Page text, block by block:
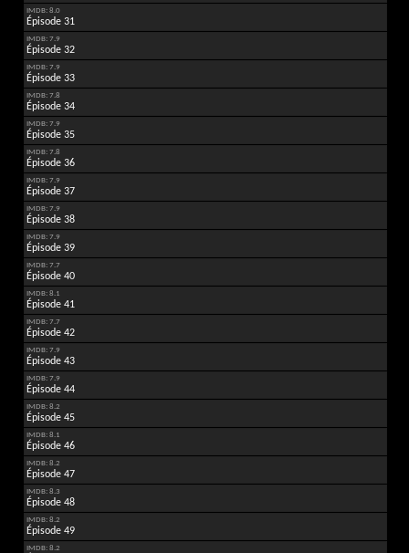
IMDB: 8.0
Épisode 31
IMDB: 7.9
Épisode 32
IMDB: 7.9
Épisode 33
IMDB: 7.8
Épisode 34
IMDB: 7.9
Épisode 35
IMDB: 7.8
Épisode 36
IMDB: 7.9
Épisode 37
IMDB: 7.9
Épisode 38
IMDB: 7.9
Épisode 39
IMDB: 7.7
Épisode 40
IMDB: 8.1
Épisode 41
IMDB: 7.7
Épisode 42
IMDB: 7.9
Épisode 43
IMDB: 7.9
Épisode 44
IMDB: 8.2
Épisode 45
IMDB: 8.1
Épisode 46
IMDB: 8.2
Épisode 47
IMDB: 8.3
Épisode 48
IMDB: 8.2
Épisode 49
IMDB: 8.2